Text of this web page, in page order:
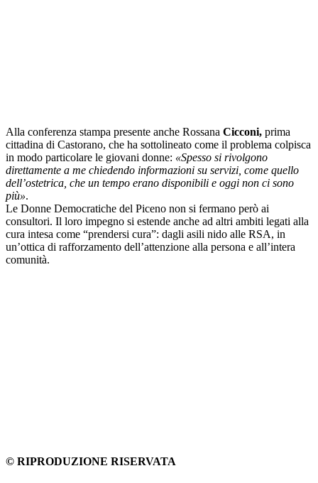
Alla conferenza stampa presente anche Rossana Cicconi, prima
cittadina di Castorano, che ha sottolineato come il problema colpisca
in modo particolare le giovani donne: «Spesso si rivolgono
direttamente a me chiedendo informazioni su servizi, come quello
dell’ostetrica, che un tempo erano disponibili e oggi non ci sono
più».
Le Donne Democratiche del Piceno non si fermano però ai
consultori. Il loro impegno si estende anche ad altri ambiti legati alla
cura intesa come “prendersi cura”: dagli asili nido alle RSA, in
un’ottica di rafforzamento dell’attenzione alla persona e all’intera
comunità.
© RIPRODUZIONE RISERVATA